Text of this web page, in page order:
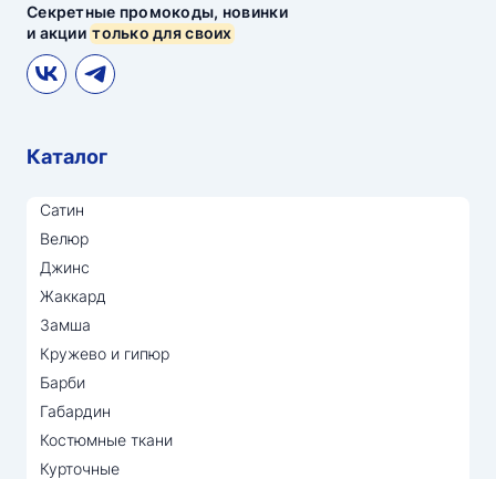
Секретные промокоды, новинки
и акциитолько для своих
Каталог
Сатин
Велюр
Джинс
Жаккард
Замша
Кружево и гипюр
Барби
Габардин
Костюмные ткани
Курточные